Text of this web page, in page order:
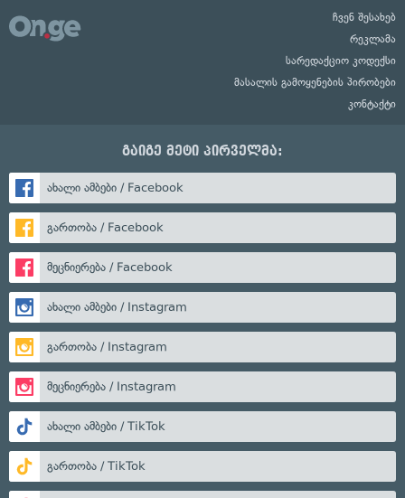
ჩვენ შესახებ
რეკლამა
სარედაქციო კოდექსი
მასალის გამოყენების პირობები
კონტაქტი
გაიგე მეტი პირველმა:
ახალი ამბები / Facebook
გართობა / Facebook
მეცნიერება / Facebook
ახალი ამბები / Instagram
გართობა / Instagram
მეცნიერება / Instagram
ახალი ამბები / TikTok
გართობა / TikTok